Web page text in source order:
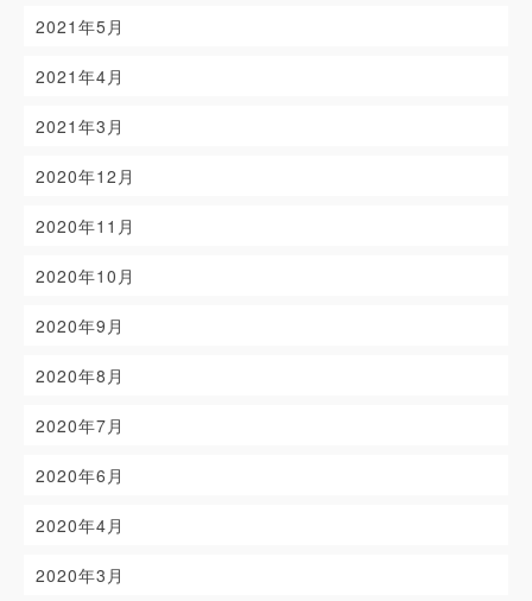
2021年5月
2021年4月
2021年3月
2020年12月
2020年11月
2020年10月
2020年9月
2020年8月
2020年7月
2020年6月
2020年4月
2020年3月